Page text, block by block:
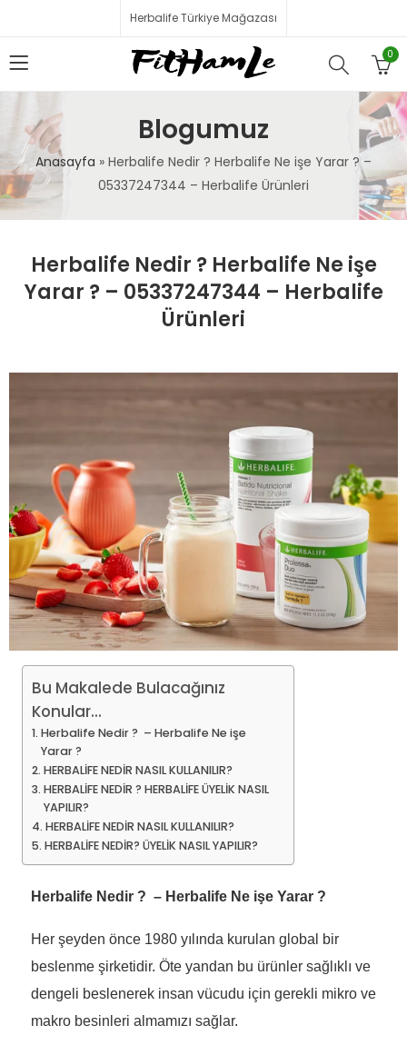
Herbalife Türkiye Mağazası
0
Blogumuz
Anasayfa » Herbalife Nedir ? Herbalife Ne işe Yarar ? –
05337247344 – Herbalife Ürünleri
Herbalife Nedir ? Herbalife Ne işe
Yarar ? – 05337247344 – Herbalife
Ürünleri
Bu Makalede Bulacağınız
Konular...
Herbalife Nedir ? – Herbalife Ne işe
Yarar ?
HERBALİFE NEDİR NASIL KULLANILIR?
HERBALİFE NEDİR ? HERBALİFE ÜYELİK NASIL
YAPILIR?
HERBALİFE NEDİR NASIL KULLANILIR?
HERBALİFE NEDİR? ÜYELİK NASIL YAPILIR?
Herbalife Nedir ? – Herbalife Ne işe Yarar ?
Her şeyden önce 1980 yılında kurulan global bir
beslenme şirketidir. Öte yandan bu ürünler sağlıklı ve
dengeli beslenerek insan vücudu için gerekli mikro ve
makro besinleri almamızı sağlar.